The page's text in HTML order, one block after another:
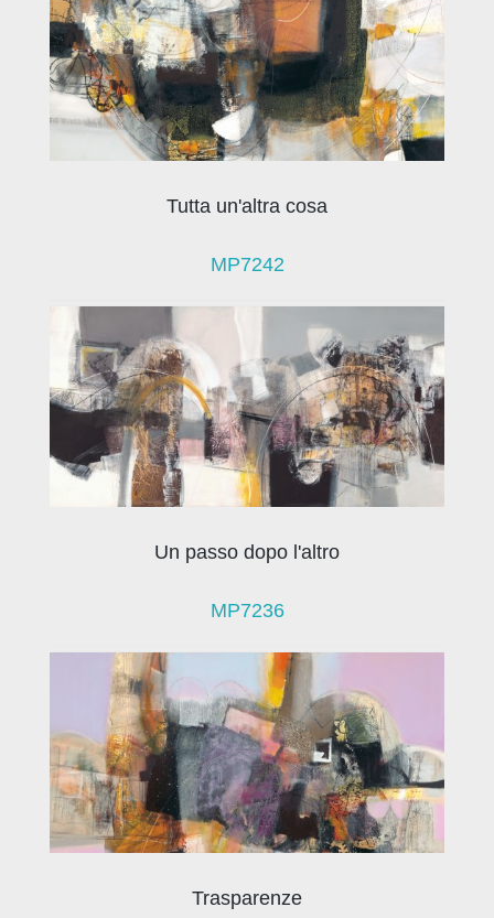
Tutta un'altra cosa
MP7242
Un passo dopo l'altro
MP7236
Trasparenze